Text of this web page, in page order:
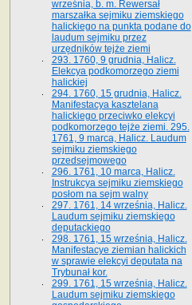
września, b. m. Rewersał
marszałka sejmiku ziemskiego
halickiego na punkta podane do
laudum sejmiku przez
urzędników tejże ziemi
293. 1760, 9 grudnia, Halicz.
Elekcya podkomorzego ziemi
halickiej
294. 1760, 15 grudnia, Halicz.
Manifestacya kasztelana
halickiego przeciwko elekcyi
podkomorzego tejże ziemi. 295.
1761, 9 marca, Halicz. Laudum
sejmiku ziemskiego
przedsejmowego
296. 1761, 10 marca, Halicz.
Instrukcya sejmiku ziemskiego
posłom na sejm walny
297. 1761, 14 września, Halicz.
Laudum sejmiku ziemskiego
deputackiego
298. 1761, 15 września, Halicz.
Manifestacye ziemian halickich
w sprawie elekcyi deputata na
Trybunał kor.
299. 1761, 15 września, Halicz.
Laudum sejmiku ziemskiego